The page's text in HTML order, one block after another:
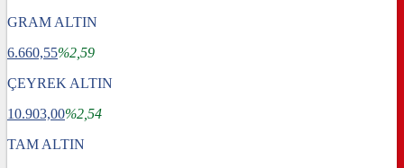
GRAM ALTIN
6.660,55%2,59
ÇEYREK ALTIN
10.903,00%2,54
TAM ALTIN